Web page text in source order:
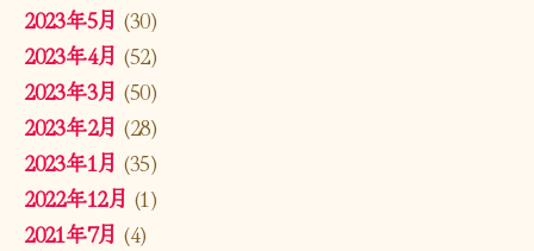
2023年5月 (30)
2023年4月 (52)
2023年3月 (50)
2023年2月 (28)
2023年1月 (35)
2022年12月 (1)
2021年7月 (4)